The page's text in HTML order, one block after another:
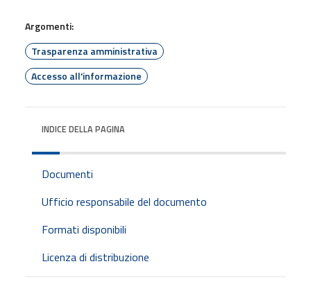
Argomenti:
Trasparenza amministrativa
Accesso all'informazione
INDICE DELLA PAGINA
Documenti
Ufficio responsabile del documento
Formati disponibili
Licenza di distribuzione